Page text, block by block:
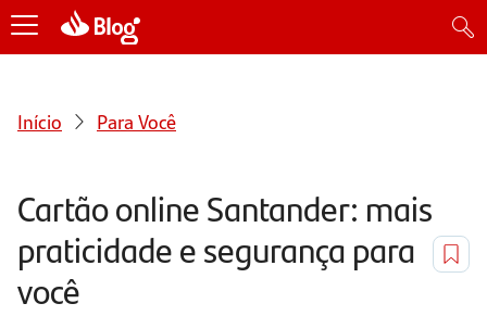
Início Para Você
Cartão online Santander: mais
praticidade e segurança para
você